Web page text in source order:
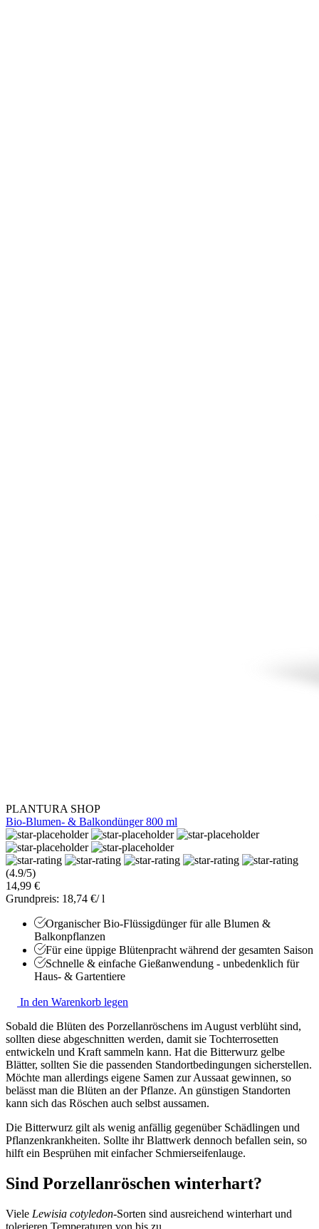
PLANTURA SHOP
Bio-Blumen- & Balkondünger 800 ml
(4.9/5)
14,99 €
Grundpreis: 18,74 €/ l
Organischer Bio-Flüssigdünger für alle Blumen &
Balkonpflanzen
Für eine üppige Blütenpracht während der gesamten Saison
Schnelle & einfache Gießanwendung - unbedenklich für
Haus- & Gartentiere
In den Warenkorb legen
Sobald die Blüten des Porzellanröschens im August verblüht sind,
sollten diese abgeschnitten werden, damit sie Tochterrosetten
entwickeln und Kraft sammeln kann. Hat die Bitterwurz gelbe
Blätter, sollten Sie die passenden Standortbedingungen sicherstellen.
Möchte man allerdings eigene Samen zur Aussaat gewinnen, so
belässt man die Blüten an der Pflanze. An günstigen Standorten
kann sich das Röschen auch selbst aussamen.
Die Bitterwurz gilt als wenig anfällig gegenüber Schädlingen und
Pflanzenkrankheiten. Sollte ihr Blattwerk dennoch befallen sein, so
hilft ein Besprühen mit einfacher Schmierseifenlauge.
Sind Porzellanröschen winterhart?
Viele Lewisia cotyledon-Sorten sind ausreichend winterhart und
tolerieren Temperaturen von bis zu